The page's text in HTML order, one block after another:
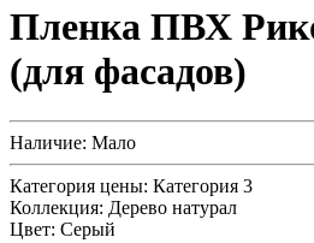
Пленка ПВХ
(для фасадов)
Наличие: Мало
Категория цены: Категория 3
Коллекция: Дерево натурал
Цвет: Серый